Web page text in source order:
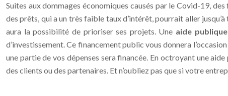
Suites aux dommages économiques causés par le Covid-19,
des prêts, qui a un très faible taux d’intérêt, pourrait aller
aura la possibilité de prioriser ses projets. Une aide
d’investissement. Ce financement public vous donnera
une partie de vos dépenses sera financée. En octroyant une
des clients ou des partenaires. Et n’oubliez pas que si votre